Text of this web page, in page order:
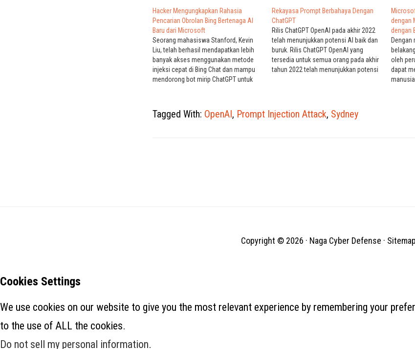
Hacker Mengungkapkan Rahasia
Pencarian Obrolan Bing Bertenaga AI
Baru dari Microsoft
Seorang mahasiswa Stanford, Kevin
Liu, telah berhasil mendapatkan lebih
banyak akses menggunakan metode
injeksi cepat di Bing Chat dan mampu
mendorong bot mirip ChatGPT untuk
Injeksi cepat adalah kerentanan yang
relatif sederhana untuk dieksploitasi
Rekayasa Prompt Berbahaya Dengan
ChatGPT
Rilis ChatGPT OpenAI pada akhir 2022
telah menunjukkan potensi AI baik dan
buruk. Rilis ChatGPT OpenAI yang
tersedia untuk semua orang pada akhir
tahun 2022 telah menunjukkan potensi
OpenAI pada November 2022 dan
dibangun…
dengan
dengan
Dengan
oleh
dapat
Tagged With: OpenAI, Prompt Injection Attack, Sydney
Copyright © 2026 · Naga Cyber Defense · Sitemap
Cookies Settings
We use cookies on our website to give you the most relevant experience by remembering your
to the use of ALL the cookies.
Do not sell my personal information.